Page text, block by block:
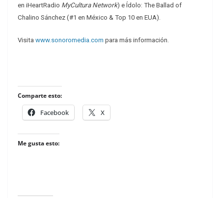
en iHeartRadio MyCultura Network) e Ídolo: The Ballad of
Chalino Sánchez (#1 en México & Top 10 en EUA).
Visita www.sonoromedia.com para más información.
Comparte esto:
Facebook X
Me gusta esto: